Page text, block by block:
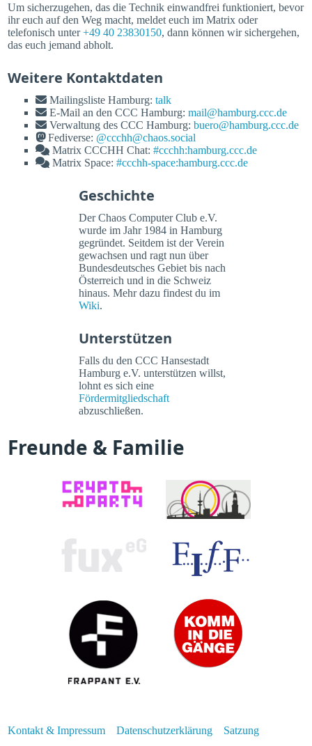
Um sicherzugehen, das die Technik einwandfrei funktioniert, bevor
ihr euch auf den Weg macht, meldet euch im Matrix oder
telefonisch unter+49 40 23830150, dann können wir sichergehen,
das euch jemand abholt.
Weitere Kontaktdaten
Mailingsliste Hamburg:talk
E-Mail an den CCC Hamburg:mail@hamburg.ccc.de
Verwaltung des CCC Hamburg:buero@hamburg.ccc.de
Fediverse: @ccchh@chaos.social
Matrix CCCHH Chat:#ccchh:hamburg.ccc.de
Matrix Space:#ccchh-space:hamburg.ccc.de
Geschichte
Der Chaos Computer Club e.V.
wurde im Jahr 1984 in Hamburg
gegründet. Seitdem ist der Verein
gewachsen und ragt nun über
Bundesdeutsches Gebiet bis nach
Österreich und in die Schweiz
hinaus. Mehr dazu findest du im
Wiki.
Unterstützen
Falls du den CCC Hansestadt
Hamburg e.V. unterstützen willst,
lohnt es sich eine
Fördermitgliedschaft
abzuschließen.
Freunde & Familie
Kontakt & Impressum Datenschutzerklärung Satzung